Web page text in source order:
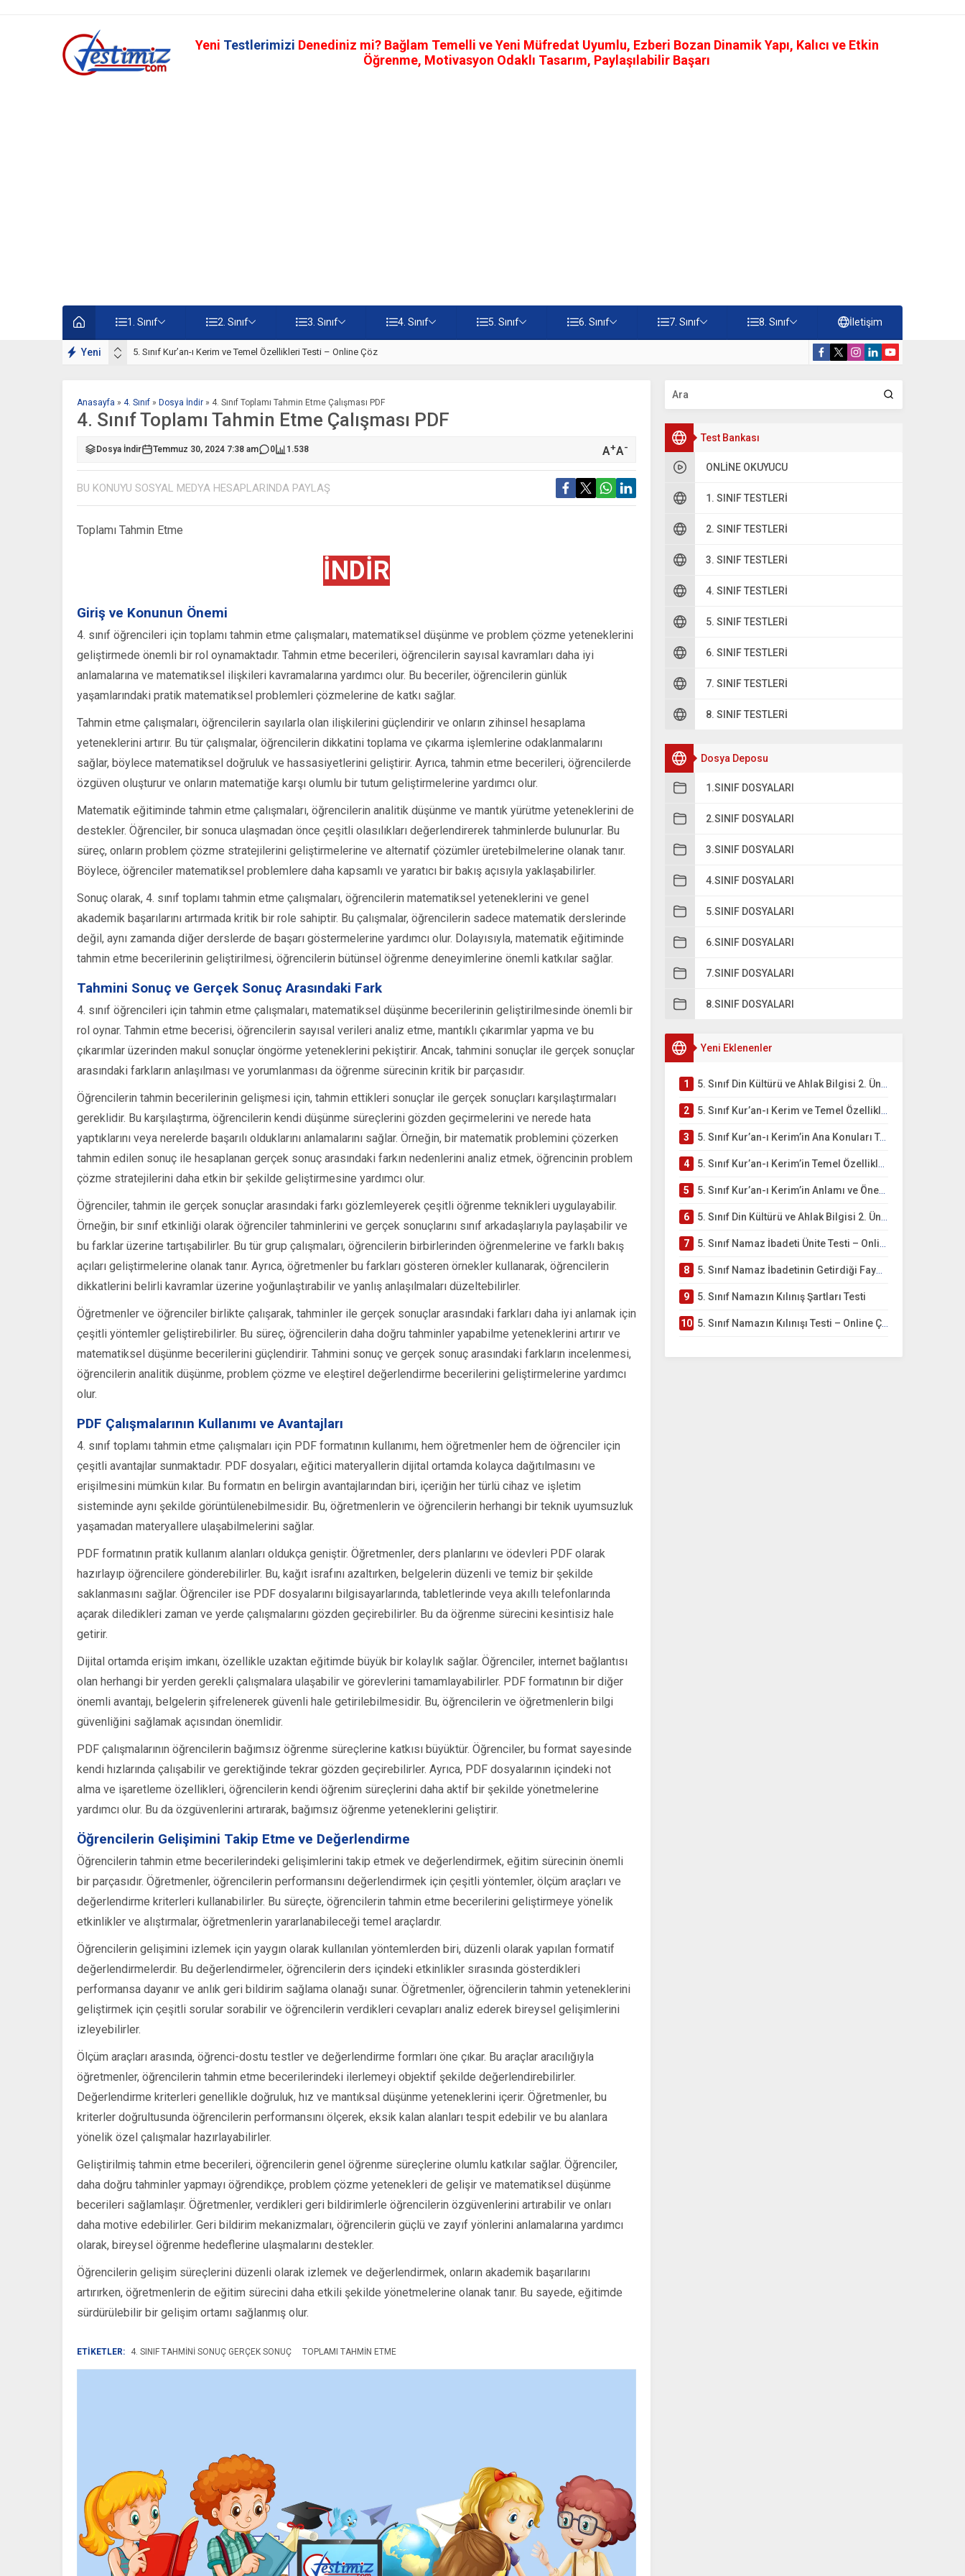
Yeni Testlerimizi Denediniz mi? Bağlam Temelli ve Yeni Müfredat Uyumlu, Ezberi Bozan Dinamik Yapı, Kalıcı ve Etkin
Öğrenme, Motivasyon Odaklı Tasarım, Paylaşılabilir Başarı
1. Sınıf 2. Sınıf 3. Sınıf 4. Sınıf 5. Sınıf 6. Sınıf 7. Sınıf 8. Sınıf İletişim
Yeni 5. Sınıf Kur’an-ı Kerim ve Temel Özellikleri Testi – Online Çöz
Test Bankası
ONLINE OKUYUCU
1. SINIF TESTLERI
2. SINIF TESTLERI
3. SINIF TESTLERI
4. SINIF TESTLERI
5. SINIF TESTLERI
6. SINIF TESTLERI
7. SINIF TESTLERI
8. SINIF TESTLERI
Dosya Deposu
1.SINIF DOSYALARI
2.SINIF DOSYALARI
3.SINIF DOSYALARI
4.SINIF DOSYALARI
5.SINIF DOSYALARI
6.SINIF DOSYALARI
7.SINIF DOSYALARI
8.SINIF DOSYALARI
Yeni Eklenenler
1 5. Sınıf Din Kültürü ve Ahlak Bilgisi 2. Ünite: Kur’an-ı Kerim Çalışmaları
2 5. Sınıf Kur’an-ı Kerim ve Temel Özellikleri Testi – Online Çöz
3 5. Sınıf Kur’an-ı Kerim’in Ana Konuları Testi – Online Çöz
4 5. Sınıf Kur’an-ı Kerim’in Temel Özellikleri ve Önemi Testi – Online Çöz
5 5. Sınıf Kur’an-ı Kerim’in Anlamı ve Önemi Testi – Online Çöz
6 5. Sınıf Din Kültürü ve Ahlak Bilgisi 2. Ünite: Namaz İbadeti Çalışmaları
7 5. Sınıf Namaz İbadeti Ünite Testi – Online Çöz
8 5. Sınıf Namaz İbadetinin Getirdiği Faydalar Testi
9 5. Sınıf Namazın Kılınış Şartları Testi
10 5. Sınıf Namazın Kılınışı Testi – Online Çöz
Anasayfa » 4. Sınıf » Dosya İndir » 4. Sınıf Toplamı Tahmin Etme Çalışması PDF
4. Sınıf Toplamı Tahmin Etme Çalışması PDF
Dosya İndir Temmuz 30, 2024 7:38 am 0 1.538 A+A-
BU KONUYU SOSYAL MEDYA HESAPLARINDA PAYLAŞ
Toplamı Tahmin Etme
İNDİR
Giriş ve Konunun Önemi
4. sınıf öğrencileri için toplamı tahmin etme çalışmaları, matematiksel düşünme ve problem çözme yeteneklerini
geliştirmede önemli bir rol oynamaktadır. Tahmin etme becerileri, öğrencilerin sayısal kavramları daha iyi
anlamalarına ve matematiksel ilişkileri kavramalarına yardımcı olur. Bu beceriler, öğrencilerin günlük
yaşamlarındaki pratik matematiksel problemleri çözmelerine de katkı sağlar.
Tahmin etme çalışmaları, öğrencilerin sayılarla olan ilişkilerini güçlendirir ve onların zihinsel hesaplama
yeteneklerini artırır. Bu tür çalışmalar, öğrencilerin dikkatini toplama ve çıkarma işlemlerine odaklanmalarını
sağlar, böylece matematiksel doğruluk ve hassasiyetlerini geliştirir. Ayrıca, tahmin etme becerileri, öğrencilerde
özgüven oluşturur ve onların matematiğe karşı olumlu bir tutum geliştirmelerine yardımcı olur.
Matematik eğitiminde tahmin etme çalışmaları, öğrencilerin analitik düşünme ve mantık yürütme yeteneklerini de
destekler. Öğrenciler, bir sonuca ulaşmadan önce çeşitli olasılıkları değerlendirerek tahminlerde bulunurlar. Bu
süreç, onların problem çözme stratejilerini geliştirmelerine ve alternatif çözümler üretebilmelerine olanak tanır.
Böylece, öğrenciler matematiksel problemlere daha kapsamlı ve yaratıcı bir bakış açısıyla yaklaşabilirler.
Sonuç olarak, 4. sınıf toplamı tahmin etme çalışmaları, öğrencilerin matematiksel yeteneklerini ve genel
akademik başarılarını artırmada kritik bir role sahiptir. Bu çalışmalar, öğrencilerin sadece matematik derslerinde
değil, aynı zamanda diğer derslerde de başarı göstermelerine yardımcı olur. Dolayısıyla, matematik eğitiminde
tahmin etme becerilerinin geliştirilmesi, öğrencilerin bütünsel öğrenme deneyimlerine önemli katkılar sağlar.
Tahmini Sonuç ve Gerçek Sonuç Arasındaki Fark
4. sınıf öğrencileri için tahmin etme çalışmaları, matematiksel düşünme becerilerinin geliştirilmesinde önemli bir
rol oynar. Tahmin etme becerisi, öğrencilerin sayısal verileri analiz etme, mantıklı çıkarımlar yapma ve bu
çıkarımlar üzerinden makul sonuçlar öngörme yeteneklerini pekiştirir. Ancak, tahmini sonuçlar ile gerçek sonuçlar
arasındaki farkların anlaşılması ve yorumlanması da öğrenme sürecinin kritik bir parçasıdır.
Öğrencilerin tahmin becerilerinin gelişmesi için, tahmin ettikleri sonuçlar ile gerçek sonuçları karşılaştırmaları
gereklidir. Bu karşılaştırma, öğrencilerin kendi düşünme süreçlerini gözden geçirmelerini ve nerede hata
yaptıklarını veya nerelerde başarılı olduklarını anlamalarını sağlar. Örneğin, bir matematik problemini çözerken
tahmin edilen sonuç ile hesaplanan gerçek sonuç arasındaki farkın nedenlerini analiz etmek, öğrencinin problem
çözme stratejilerini daha etkin bir şekilde geliştirmesine yardımcı olur.
Öğrenciler, tahmin ile gerçek sonuçlar arasındaki farkı gözlemleyerek çeşitli öğrenme teknikleri uygulayabilir.
Örneğin, bir sınıf etkinliği olarak öğrenciler tahminlerini ve gerçek sonuçlarını sınıf arkadaşlarıyla paylaşabilir ve
bu farklar üzerine tartışabilirler. Bu tür grup çalışmaları, öğrencilerin birbirlerinden öğrenmelerine ve farklı bakış
açıları geliştirmelerine olanak tanır. Ayrıca, öğretmenler bu farkları gösteren örnekler kullanarak, öğrencilerin
dikkatlerini belirli kavramlar üzerine yoğunlaştırabilir ve yanlış anlaşılmaları düzeltebilirler.
Öğretmenler ve öğrenciler birlikte çalışarak, tahminler ile gerçek sonuçlar arasındaki farkları daha iyi anlamak için
çeşitli yöntemler geliştirebilirler. Bu süreç, öğrencilerin daha doğru tahminler yapabilme yeteneklerini artırır ve
matematiksel düşünme becerilerini güçlendirir. Tahmini sonuç ve gerçek sonuç arasındaki farkların incelenmesi,
öğrencilerin analitik düşünme, problem çözme ve eleştirel değerlendirme becerilerini geliştirmelerine yardımcı
olur.
PDF Çalışmalarının Kullanımı ve Avantajları
4. sınıf toplamı tahmin etme çalışmaları için PDF formatının kullanımı, hem öğretmenler hem de öğrenciler için
çeşitli avantajlar sunmaktadır. PDF dosyaları, eğitici materyallerin dijital ortamda kolayca dağıtılmasını ve
erişilmesini mümkün kılar. Bu formatın en belirgin avantajlarından biri, içeriğin her türlü cihaz ve işletim
sisteminde aynı şekilde görüntülenebilmesidir. Bu, öğretmenlerin ve öğrencilerin herhangi bir teknik uyumsuzluk
yaşamadan materyallere ulaşabilmelerini sağlar.
PDF formatının pratik kullanım alanları oldukça geniştir. Öğretmenler, ders planlarını ve ödevleri PDF olarak
hazırlayıp öğrencilere gönderebilirler. Bu, kağıt israfını azaltırken, belgelerin düzenli ve temiz bir şekilde
saklanmasını sağlar. Öğrenciler ise PDF dosyalarını bilgisayarlarında, tabletlerinde veya akıllı telefonlarında
açarak diledikleri zaman ve yerde çalışmalarını gözden geçirebilirler. Bu da öğrenme sürecini kesintisiz hale
getirir.
Dijital ortamda erişim imkanı, özellikle uzaktan eğitimde büyük bir kolaylık sağlar. Öğrenciler, internet bağlantısı
olan herhangi bir yerden gerekli çalışmalara ulaşabilir ve görevlerini tamamlayabilirler. PDF formatının bir diğer
önemli avantajı, belgelerin şifrelenerek güvenli hale getirilebilmesidir. Bu, öğrencilerin ve öğretmenlerin bilgi
güvenliğini sağlamak açısından önemlidir.
PDF çalışmalarının öğrencilerin bağımsız öğrenme süreçlerine katkısı büyüktür. Öğrenciler, bu format sayesinde
kendi hızlarında çalışabilir ve gerektiğinde tekrar gözden geçirebilirler. Ayrıca, PDF dosyalarının içindeki not
alma ve işaretleme özellikleri, öğrencilerin kendi öğrenim süreçlerini daha aktif bir şekilde yönetmelerine
yardımcı olur. Bu da özgüvenlerini artırarak, bağımsız öğrenme yeteneklerini geliştirir.
Öğrencilerin Gelişimini Takip Etme ve Değerlendirme
Öğrencilerin tahmin etme becerilerindeki gelişimlerini takip etmek ve değerlendirmek, eğitim sürecinin önemli
bir parçasıdır. Öğretmenler, öğrencilerin performansını değerlendirmek için çeşitli yöntemler, ölçüm araçları ve
değerlendirme kriterleri kullanabilirler. Bu süreçte, öğrencilerin tahmin etme becerilerini geliştirmeye yönelik
etkinlikler ve alıştırmalar, öğretmenlerin yararlanabileceği temel araçlardır.
Öğrencilerin gelişimini izlemek için yaygın olarak kullanılan yöntemlerden biri, düzenli olarak yapılan formatif
değerlendirmelerdir. Bu değerlendirmeler, öğrencilerin ders içindeki etkinlikler sırasında gösterdikleri
performansa dayanır ve anlık geri bildirim sağlama olanağı sunar. Öğretmenler, öğrencilerin tahmin yeteneklerini
geliştirmek için çeşitli sorular sorabilir ve öğrencilerin verdikleri cevapları analiz ederek bireysel gelişimlerini
izleyebilirler.
Ölçüm araçları arasında, öğrenci-dostu testler ve değerlendirme formları öne çıkar. Bu araçlar aracılığıyla
öğretmenler, öğrencilerin tahmin etme becerilerindeki ilerlemeyi objektif şekilde değerlendirebilirler.
Değerlendirme kriterleri genellikle doğruluk, hız ve mantıksal düşünme yeteneklerini içerir. Öğretmenler, bu
kriterler doğrultusunda öğrencilerin performansını ölçerek, eksik kalan alanları tespit edebilir ve bu alanlara
yönelik özel çalışmalar hazırlayabilirler.
Geliştirilmiş tahmin etme becerileri, öğrencilerin genel öğrenme süreçlerine olumlu katkılar sağlar. Öğrenciler,
daha doğru tahminler yapmayı öğrendikçe, problem çözme yetenekleri de gelişir ve matematiksel düşünme
becerileri sağlamlaşır. Öğretmenler, verdikleri geri bildirimlerle öğrencilerin özgüvenlerini artırabilir ve onları
daha motive edebilirler. Geri bildirim mekanizmaları, öğrencilerin güçlü ve zayıf yönlerini anlamalarına yardımcı
olarak, bireysel öğrenme hedeflerine ulaşmalarını destekler.
Öğrencilerin gelişim süreçlerini düzenli olarak izlemek ve değerlendirmek, onların akademik başarılarını
artırırken, öğretmenlerin de eğitim sürecini daha etkili şekilde yönetmelerine olanak tanır. Bu sayede, eğitimde
sürdürülebilir bir gelişim ortamı sağlanmış olur.
ETİKETLER: 4. SINIF TAHMINI SONUÇ GERÇEK SONUÇ TOPLAMI TAHMIN ETME